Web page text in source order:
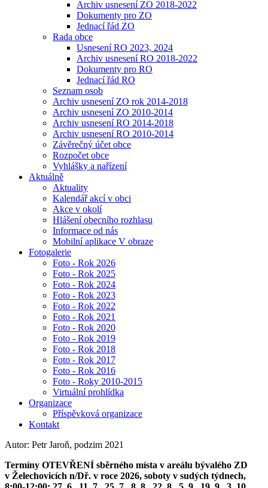
Archiv usnesení ZO 2018-2022
Dokumenty pro ZO
Jednací řád ZO
Rada obce
Usnesení RO 2023, 2024
Archiv usnesení RO 2018-2022
Dokumenty pro RO
Jednací řád RO
Seznam osob
Archiv usnesení ZO rok 2014-2018
Archiv usnesení ZO 2010-2014
Archiv usnesení RO 2014-2018
Archiv usnesení RO 2010-2014
Závěrečný účet obce
Rozpočet obce
Vyhlášky a nařízení
Aktuálně
Aktuality
Kalendář akcí v obci
Akce v okolí
Hlášení obecního rozhlasu
Informace od nás
Mobilní aplikace V obraze
Fotogalerie
Foto - Rok 2026
Foto - Rok 2025
Foto - Rok 2024
Foto - Rok 2023
Foto - Rok 2022
Foto - Rok 2021
Foto - Rok 2020
Foto - Rok 2019
Foto - Rok 2018
Foto - Rok 2017
Foto - Rok 2016
Foto - Roky 2010-2015
Virtuální prohlídka
Organizace
Příspěvková organizace
Kontakt
Autor: Petr Jaroň, podzim 2021
Termíny OTEVŘENÍ sběrného místa v areálu bývalého ZD
v Želechovicích n/Dř. v roce 2026, soboty v sudých týdnech,